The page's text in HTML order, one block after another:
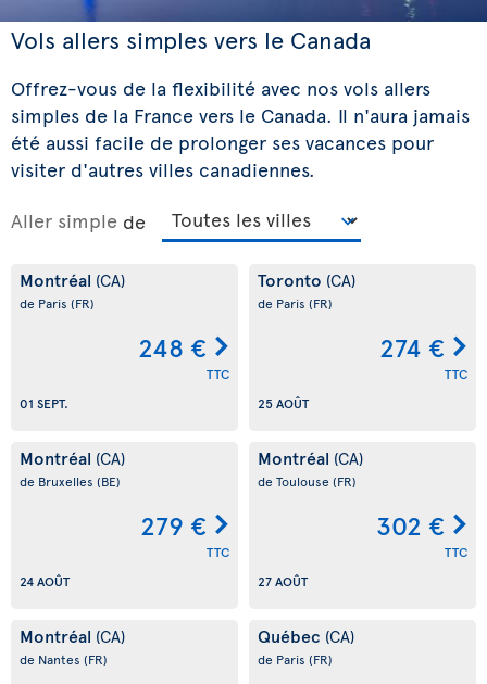
Vols allers simples vers le Canada
Offrez-vous de la flexibilité avec nos vols allers
simples de la France vers le Canada. Il n'aura jamais
été aussi facile de prolonger ses vacances pour
visiter d'autres villes canadiennes.
Aller simple de
Montréal (CA)
de Paris (FR)
248 €
TTC
01 SEPT.
Toronto (CA)
de Paris (FR)
274 €
TTC
25 AOÛT
Montréal (CA)
de Bruxelles (BE)
279 €
TTC
24 AOÛT
Montréal (CA)
de Toulouse (FR)
302 €
TTC
27 AOÛT
Montréal (CA)
de Nantes (FR)
Québec (CA)
de Paris (FR)